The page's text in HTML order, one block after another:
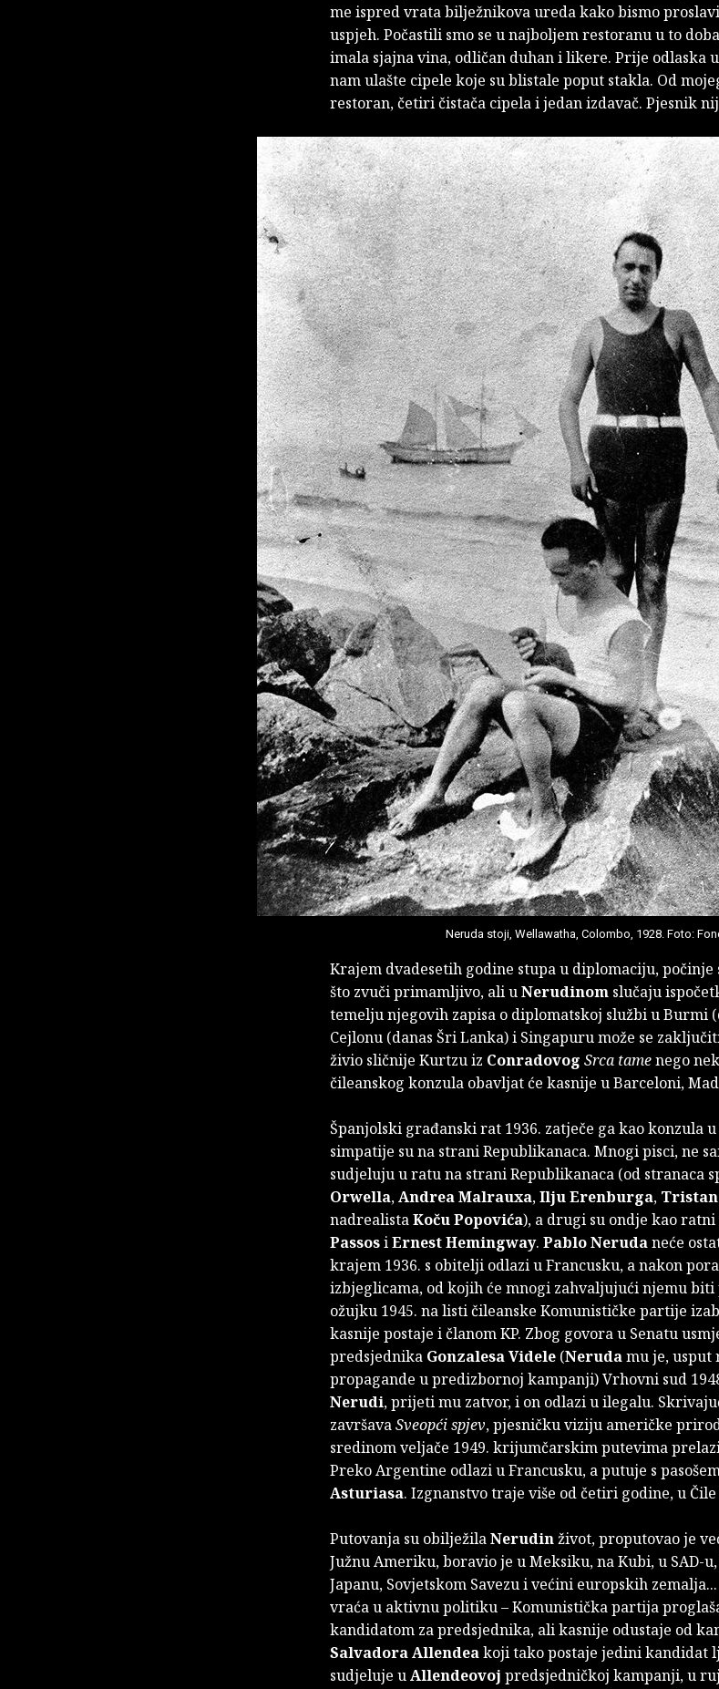
me ispred vrata bilježnikova ureda kako bismo
uspjeh. Počastili smo se u najboljem restoranu u to
imala sjajna vina, odličan duhan i likere. Prije odlaska
nam ulašte cipele koje su blistale poput stakla. Od
restoran, četiri čistača cipela i jedan izdavač. Pjesnik
Neruda stoji, Wellawatha, Colombo, 1928. Foto:
Krajem dvadesetih godine stupa u diplomaciju,
što zvuči primamljivo, ali uNerudinom slučaju
temelju njegovih zapisa o diplomatskoj službi u Burmi
Cejlonu (danas Šri Lanka) i Singapuru može se
živio sličnije Kurtzu iz Conradovog Srca tamenego
čileanskog konzula obavljat će kasnije u Barceloni,
Španjolski građanski rat 1936. zatječe ga kao konzula
simpatije su na strani Republikanaca. Mnogi pisci, ne
sudjeluju u ratu na strani Republikanaca (od stranaca
Orwella,Andrea Malrauxa,Ilju Erenburga,
nadrealistaKoču Popovića), a drugi su ondje kao
PassosiErnest Hemingway. Pablo Nerudaneće
krajem 1936. s obitelji odlazi u Francusku, a nakon
izbjeglicama, od kojih će mnogi zahvaljujući njemu biti
ožujku 1945. na listi čileanske Komunističke partije
kasnije postaje i članom KP. Zbog govora u Senatu
predsjednika Gonzalesa Videle (Nerudamu je, usput
propagande u predizbornoj kampanji) Vrhovni sud
Nerudi, prijeti mu zatvor, i on odlazi u ilegalu.
završavaSveopći spjev, pjesničku viziju američke
sredinom veljače 1949. krijumčarskim putevima
Preko Argentine odlazi u Francusku, a putuje s
Asturiasa. Izgnanstvo traje više od četiri godine, u
Putovanja su obilježilaNerudinživot, proputovao je
Južnu Ameriku, boravio je u Meksiku, na Kubi, u SAD-
Japanu, Sovjetskom Savezu i većini europskih zemalja...
vraća u aktivnu politiku – Komunistička partija
kandidatom za predsjednika, ali kasnije odustaje od
Salvadora Allendeakoji tako postaje jedini kandidat
sudjeluje uAllendeovoj predsjedničkoj kampanji, u